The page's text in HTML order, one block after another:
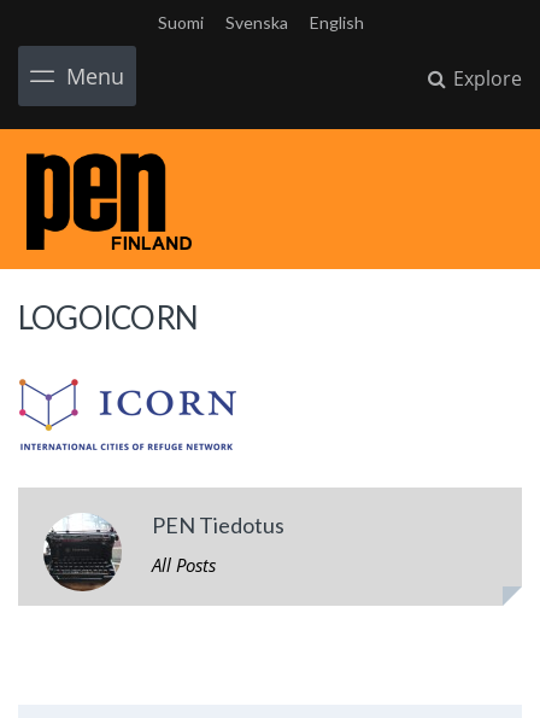
Suomi Svenska English
Menu Explore
LOGOICORN
PEN Tiedotus
All Posts